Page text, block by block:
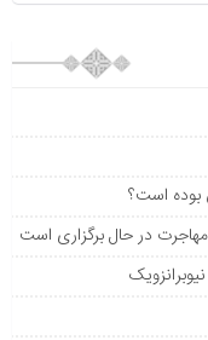
در حال برگزاری است